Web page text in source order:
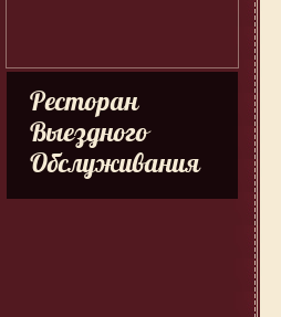
Ресторан
Выездного
Обслуживания